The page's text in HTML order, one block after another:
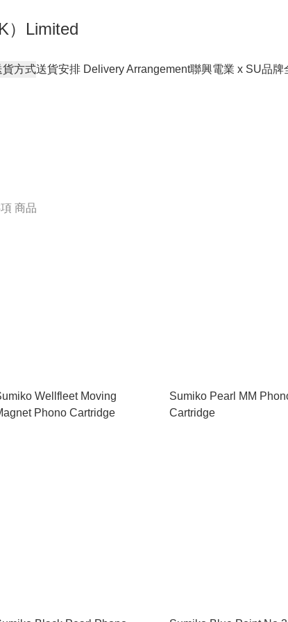
）Limited
貨方式送貨安排 Delivery Arrangement聯興電業 x SU品牌
商品
Wellfleet Moving
Phono Cartridge
Sumiko Pearl MM
Cartridge